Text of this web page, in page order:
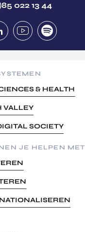
022 13 44
& HEALTH
VALLEY
SOCIETY
JE HELPEN MET